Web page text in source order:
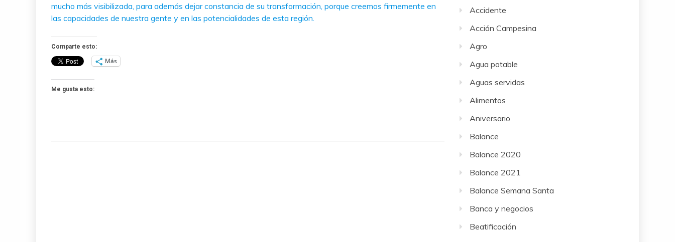
mucho más visibilizada, para además dejar constancia de su transformación, porque creemos firmemente en
las capacidades de nuestra gente y en las potencialidades de esta región.
Comparte esto:
Más
Me gusta esto:
Accidente
Acción Campesina
Agro
Agua potable
Aguas servidas
Alimentos
Aniversario
Balance
Balance 2020
Balance 2021
Balance Semana Santa
Banca y negocios
Beatificación